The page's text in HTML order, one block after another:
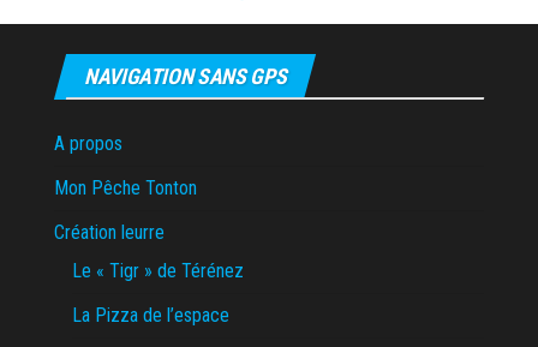
NAVIGATION SANS GPS
A propos
Mon Pêche Tonton
Création leurre
Le « Tigr » de Térénez
La Pizza de l’espace